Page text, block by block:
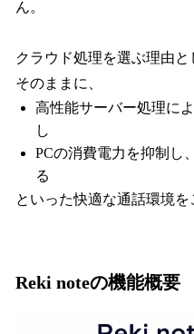
ん。
クラウド処理を選ぶ理由
そのままに、
高性能サーバー処理に
し
PCの消費電力を抑制し
る
といった快適な通話環境を
Reki noteの機能概要